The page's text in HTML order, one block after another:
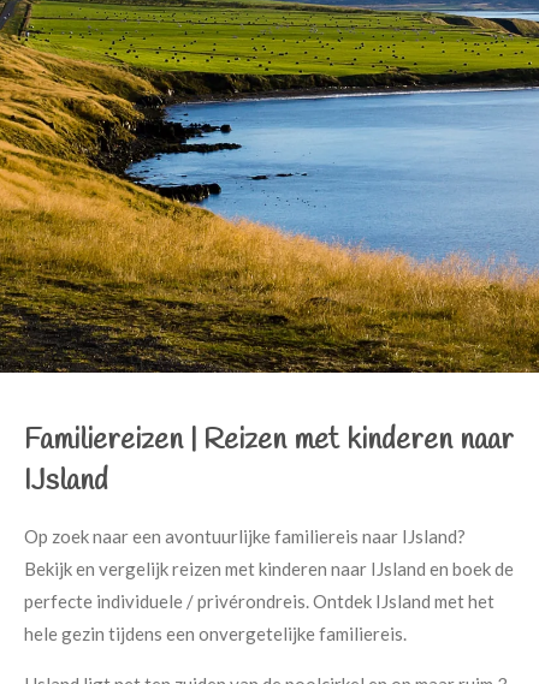
Familiereizen | Reizen met kinderen naar
IJsland
Op zoek naar een avontuurlijke familiereis naar IJsland?
Bekijk en vergelijk reizen met kinderen naar IJsland en boek de
perfecte individuele / privérondreis. Ontdek IJsland met het
hele gezin tijdens een onvergetelijke familiereis.